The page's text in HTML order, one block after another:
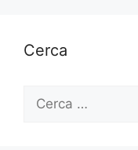
Cerca
per: